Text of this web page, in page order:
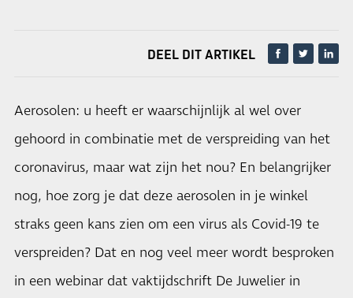
DEEL DIT ARTIKEL
Aerosolen: u heeft er waarschijnlijk al wel over
gehoord in combinatie met de verspreiding van het
coronavirus, maar wat zijn het nou? En belangrijker
nog, hoe zorg je dat deze aerosolen in je winkel
straks geen kans zien om een virus als Covid-19 te
verspreiden? Dat en nog veel meer wordt besproken
in een webinar dat vaktijdschrift De Juwelier in